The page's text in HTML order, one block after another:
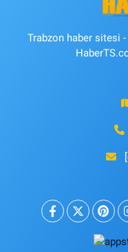
Trabzon haber sitesi